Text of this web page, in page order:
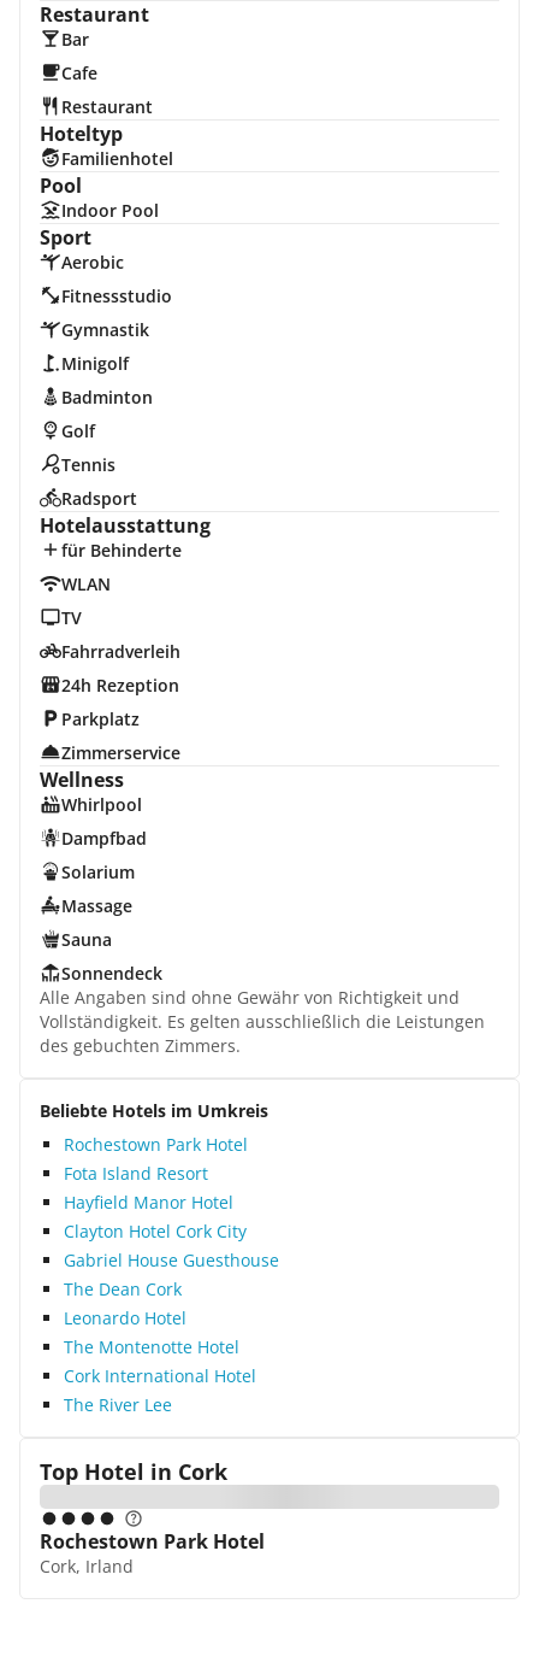
Restaurant
Bar
Cafe
Restaurant
Hoteltyp
Familienhotel
Pool
Indoor Pool
Sport
Aerobic
Fitnessstudio
Gymnastik
Minigolf
Badminton
Golf
Tennis
Radsport
Hotelausstattung
für Behinderte
WLAN
TV
Fahrradverleih
24h Rezeption
Parkplatz
Zimmerservice
Wellness
Whirlpool
Dampfbad
Solarium
Massage
Sauna
Sonnendeck
Alle Angaben sind ohne Gewähr von Richtigkeit und
Vollständigkeit. Es gelten ausschließlich die Leistungen
des gebuchten Zimmers.
Beliebte Hotels im Umkreis
Rochestown Park Hotel
Fota Island Resort
Hayfield Manor Hotel
Clayton Hotel Cork City
Gabriel House Guesthouse
The Dean Cork
Leonardo Hotel
The Montenotte Hotel
Cork International Hotel
The River Lee
Top Hotel in Cork
Rochestown Park Hotel
Cork, Irland